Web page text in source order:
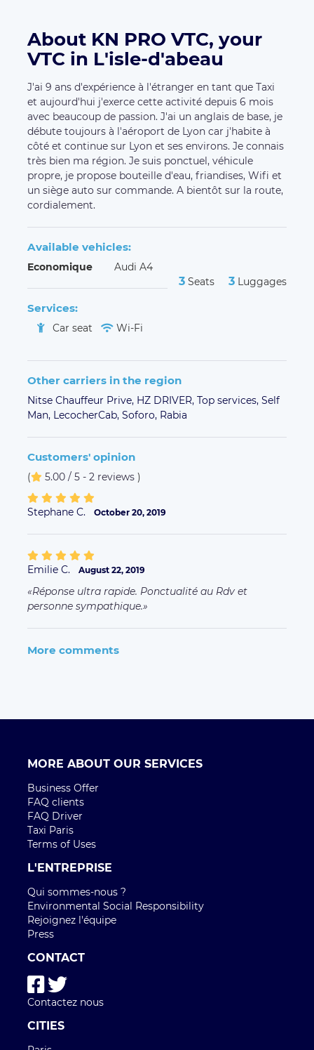
About KN PRO VTC, your
VTC in L'isle-d'abeau
J'ai 9 ans d'expérience à l'étranger en tant que Taxi
et aujourd'hui j'exerce cette activité depuis 6 mois
avec beaucoup de passion. J'ai un anglais de base, je
débute toujours à l'aéroport de Lyon car j'habite à
côté et continue sur Lyon et ses environs. Je connais
très bien ma région. Je suis ponctuel, véhicule
propre, je propose bouteille d'eau, friandises, Wifi et
un siège auto sur commande. A bientôt sur la route,
cordialement.
Available vehicles:
Economique Audi A4
3 Seats 3 Luggages
Services:
Car seat Wi-Fi
Other carriers in the region
Nitse Chauffeur Prive, HZ DRIVER, Top services, Self
Man, LecocherCab, Soforo, Rabia
Customers' opinion
( 5.00 / 5 - 2 reviews )
Stephane C. October 20, 2019
Emilie C. August 22, 2019
Réponse ultra rapide. Ponctualité au Rdv et
personne sympathique.
More comments
MORE ABOUT OUR SERVICES
Business Offer
FAQ clients
FAQ Driver
Taxi Paris
Terms of Uses
L'ENTREPRISE
Qui sommes-nous ?
Environmental Social Responsibility
Rejoignez l'équipe
Press
CONTACT
Contactez nous
CITIES